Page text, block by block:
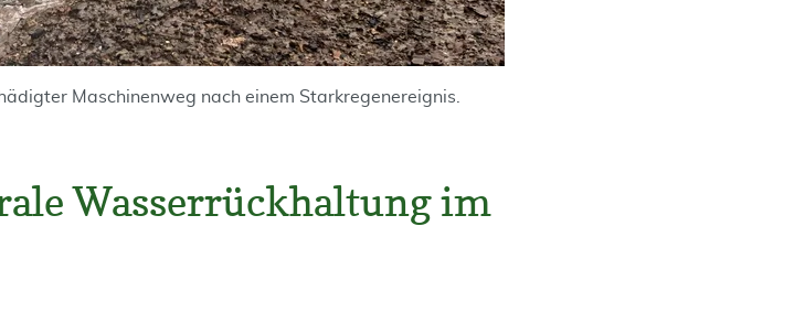
Maschinenweg nach einem Starkregenereignis.
Wasserrückhaltung im